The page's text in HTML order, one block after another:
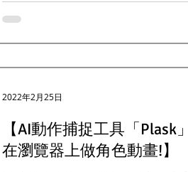
的差別和特色在哪吧! Kinetix 1.4的介面相對於
【AI動作捕捉工具「Plask
在瀏覽器上做角色動畫!】
2022年2月25日